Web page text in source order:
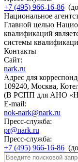
+7 (495) 966-16-86
Национальное
Главной целью
квалификаций
системы
Контакты
Сайт:
nark.ru
Адрес для
109240, Москва,
(В РСПП для АНО
E-mail:
nok-nark@nark.ru
Пресс-служба:
pr@nark.ru
Пресс-служба:
+7 (495) 966-16-86